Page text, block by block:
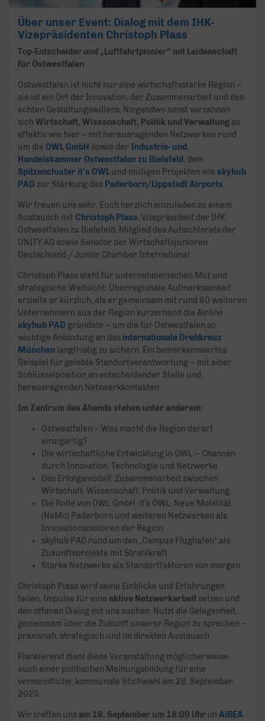
Über unser Event: Dialog mit dem IHK-
Vizepräsidenten Christoph Plass
Top-Entscheider und „Luftfahrtpionier“ mit Leidenschaft
für Ostwestfalen
Ostwestfalen ist nicht nur eine wirtschaftsstarke Region –
sie ist ein Ort der Innovation, der Zusammenarbeit und des
echten Gestaltungswillens. Nirgendwo sonst verzahnen
sich Wirtschaft, Wissenschaft, Politik und Verwaltung so
effektiv wie hier – mit herausragenden Netzwerken rund
um die OWL GmbH sowie der Industrie- und
Handelskammer Ostwestfalen zu Bielefeld, dem
Spitzencluster it’s OWL und mutigen Projekten wie skyhub
PAD zur Stärkung des Paderborn/Lippstadt Airports.
Wir freuen uns sehr, Euch herzlich einzuladen zu einem
Austausch mit Christoph Plass, Vizepräsident der IHK
Ostwestfalen zu Bielefeld, Mitglied des Aufsichtsrats der
UNITY AG sowie Senator der Wirtschaftsjunioren
Deutschland / Junior Chamber International.
Christoph Plass steht für unternehmerischen Mut und
strategische Weitsicht. Überregionale Aufmerksamkeit
erzielte er kürzlich, als er gemeinsam mit rund 60 weiteren
Unternehmern aus der Region kurzerhand die Airline
skyhub PAD gründete – um die für Ostwestfalen so
wichtige Anbindung an das internationale Drehkreuz
München langfristig zu sichern. Ein bemerkenswertes
Beispiel für gelebte Standortverantwortung – mit einer
Schlüsselposition an entscheidender Stelle und
herausragenden Netzwerkkontakten.
Im Zentrum des Abends stehen unter anderem:
Ostwestfalen – Was macht die Region derart
einzigartig?
Die wirtschaftliche Entwicklung in OWL – Chancen
durch Innovation, Technologie und Netzwerke
Das Erfolgsmodell: Zusammenarbeit zwischen
Wirtschaft, Wissenschaft, Politik und Verwaltung
Die Rolle von OWL GmbH, it’s OWL, Neue Mobilität
(NeMo) Paderborn und weiteren Netzwerken als
Innovationsmotoren der Region
skyhub PAD rund um den „Campus Flughafen“ als
Zukunftsprojekte mit Strahlkraft
Starke Netzwerke als Standortfaktoren von morgen
Christoph Plass wird seine Einblicke und Erfahrungen
teilen, Impulse für eine aktive Netzwerkarbeit setzen und
den offenen Dialog mit uns suchen. Nutzt die Gelegenheit,
gemeinsam über die Zukunft unserer Region zu sprechen –
praxisnah, strategisch und im direkten Austausch.
Flankierend dient diese Veranstaltung möglicherweise
auch einer politischen Meinungsbildung für eine
vermeintliche, kommunale Stichwahl am 28. September
2025.
Wir treffen uns am 16. September um 18:00 Uhr im AiREA